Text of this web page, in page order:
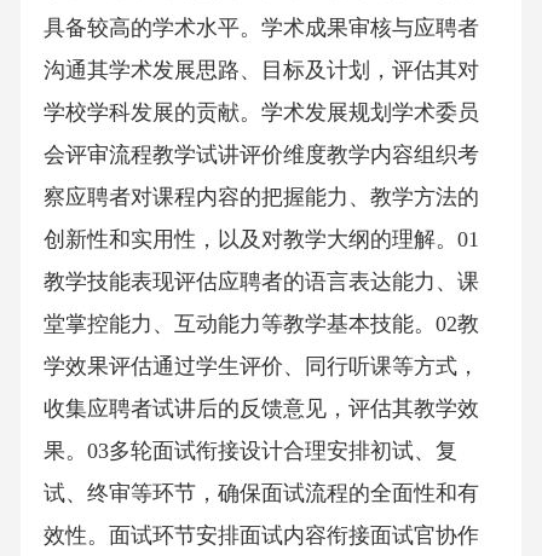
具备较高的学术水平。学术成果审核与应聘者
沟通其学术发展思路、目标及计划，评估其对
学校学科发展的贡献。学术发展规划学术委员
会评审流程教学试讲评价维度教学内容组织考
察应聘者对课程内容的把握能力、教学方法的
创新性和实用性，以及对教学大纲的理解。01
教学技能表现评估应聘者的语言表达能力、课
堂掌控能力、互动能力等教学基本技能。02教
学效果评估通过学生评价、同行听课等方式，
收集应聘者试讲后的反馈意见，评估其教学效
果。03多轮面试衔接设计合理安排初试、复
试、终审等环节，确保面试流程的全面性和有
效性。面试环节安排面试内容衔接面试官协作